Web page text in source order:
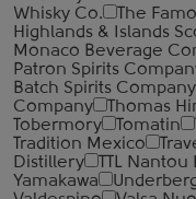
Whisky Co.
The
Highlands & Islands
Monaco Beverage
Patron Spirits
Batch Spirits Company
Company
Thomas
Tobermory
Tomatin
Tradition Mexico
Distillery
TTL
Yamakawa